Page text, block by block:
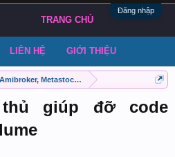
Đăng nhập
Metastock, Metatrader 4
giúp đỡ code
TRANG CHỦ
đây Đăng chủ đề
LIÊN HỆ GIỚI THIỆU